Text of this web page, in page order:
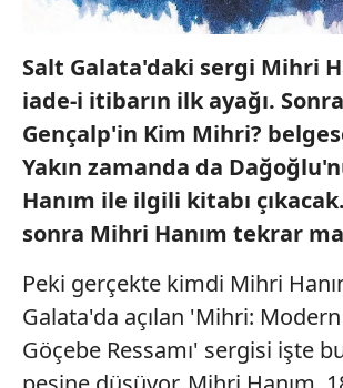
Salt Galata'daki sergi Mihri
iade-i itibarın ilk ayağı.
Gençalp'in Kim Mihri?
Yakın zamanda da
Hanım ile ilgili kitabı
sonra Mihri Hanım tekrar
Peki gerçekte kimdi Mihri
Galata'da açılan 'Mihri:
Göçebe Ressamı' sergisi işte